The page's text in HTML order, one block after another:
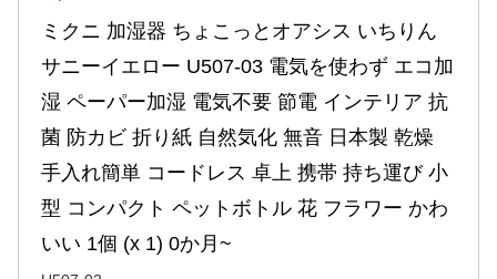
ミクニ 加湿器 ちょこっとオアシス いちりん
サニーイエロー U507-03 電気を使わず エコ加
湿 ペーパー加湿 電気不要 節電 インテリア 抗
菌 防カビ 折り紙 自然気化 無音 日本製 乾燥
手入れ簡単 コードレス 卓上 携帯 持ち運び 小
型 コンパクト ペットボトル 花 フラワー かわ
いい 1個 (x 1) 0か月~